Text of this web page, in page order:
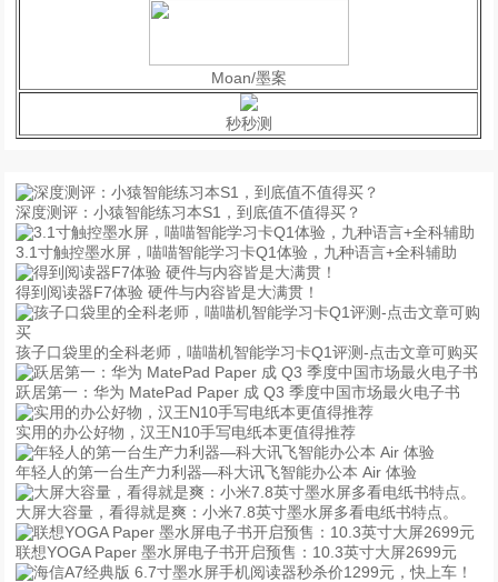
Moan/墨案
秒秒测
深度测评：小猿智能练习本S1，到底值不值得买？
3.1寸触控墨水屏，喵喵智能学习卡Q1体验，九种语言+全科辅助
得到阅读器F7体验 硬件与内容皆是大满贯！
孩子口袋里的全科老师，喵喵机智能学习卡Q1评测-点击文章可购买
跃居第一：华为 MatePad Paper 成 Q3 季度中国市场最火电子书
实用的办公好物，汉王N10手写电纸本更值得推荐
年轻人的第一台生产力利器—科大讯飞智能办公本 Air 体验
大屏大容量，看得就是爽：小米7.8英寸墨水屏多看电纸书特点。
联想YOGA Paper 墨水屏电子书开启预售：10.3英寸大屏2699元